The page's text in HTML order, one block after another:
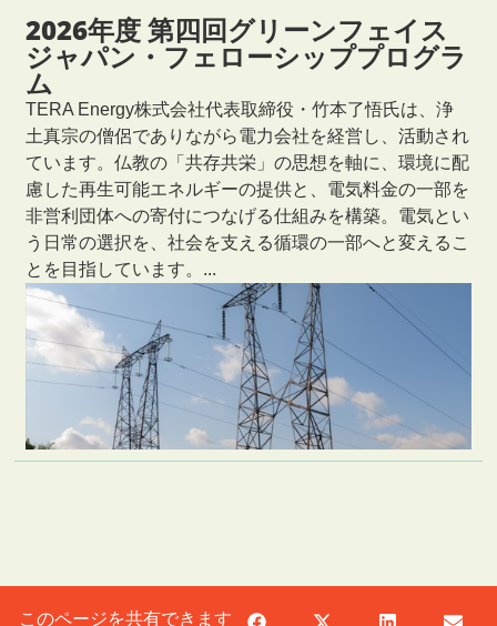
2026年度 第四回グリーンフェイス
ジャパン・フェローシッププログラ
ム
TERA Energy株式会社代表取締役・竹本了悟氏は、浄
土真宗の僧侶でありながら電力会社を経営し、活動され
ています。仏教の「共存共栄」の思想を軸に、環境に配
慮した再生可能エネルギーの提供と、電気料金の一部を
非営利団体への寄付につなげる仕組みを構築。電気とい
う日常の選択を、社会を支える循環の一部へと変えるこ
とを目指しています。...
このページを共有できます